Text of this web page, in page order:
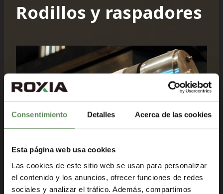
Consentimiento Detalles Acerca de las cookies
Esta página web usa cookies
Las cookies de este sitio web se usan para personalizar
el contenido y los anuncios, ofrecer funciones de redes
sociales y analizar el tráfico. Además, compartimos
Rodillos y raspadores
Resistente al desgaste